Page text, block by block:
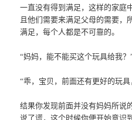
一直没有得到满足，这样的家庭
且他们需要来满足父母的需要，
满足，每个人都是不可靠的。
“妈妈，能不能买这个玩具给我？
“乖，宝贝，前面还有更好的玩
结果你发现前面并没有妈妈所说
说了谎，这个时候你便开始意识